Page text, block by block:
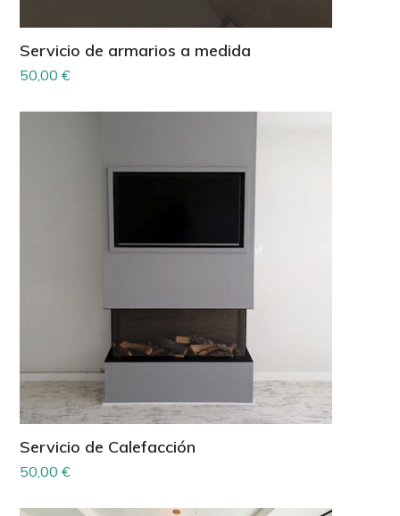
Servicio de armarios a medida
50,00€
Servicio de Calefacción
50,00€